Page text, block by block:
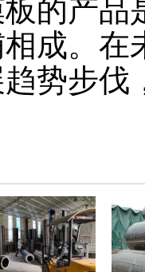
的产
成。在
势步伐